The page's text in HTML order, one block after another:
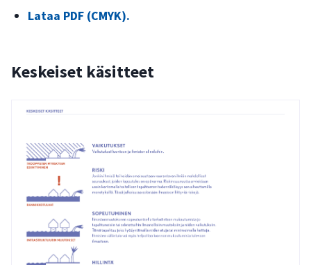
Lataa PDF (CMYK).
Keskeiset käsitteet